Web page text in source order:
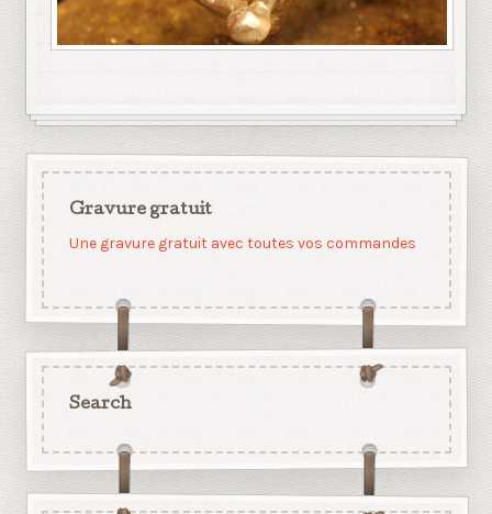
Gravure gratuit
Une gravure gratuit avec toutes vos commandes
Search